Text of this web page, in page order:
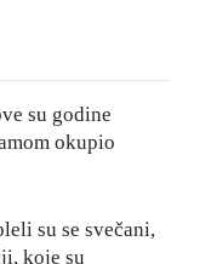
su godine
okupio
su se svečani,
koje su